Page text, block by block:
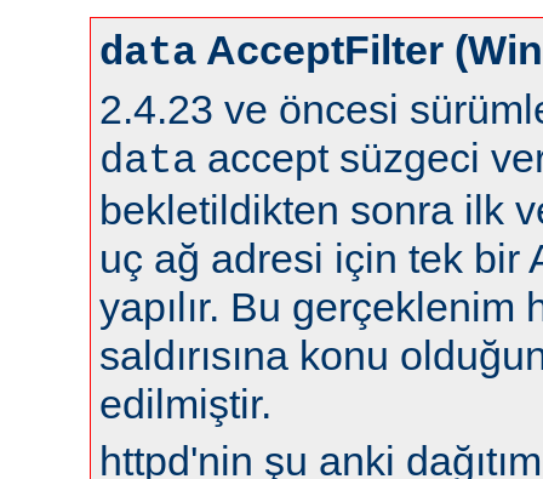
data AcceptFilter
2.4.23 ve öncesi
data accept süzgeci
bekletildikten sonra ilk
uç ağ adresi için tek bir
yapılır. Bu gerçeklenim
saldırısına konu
edilmiştir.
httpd'nin şu anki